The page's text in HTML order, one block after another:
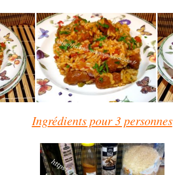
Ingrédients pour 3 personnes